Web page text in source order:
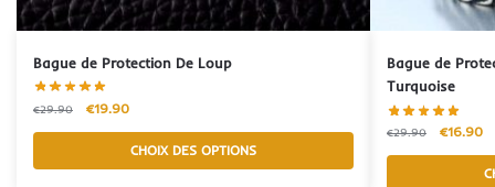
Bague de Protection De Loup
€29.90 €19.90
CHOIX DES OPTIONS
Bague de
Turquoise
€29.90 €16.90